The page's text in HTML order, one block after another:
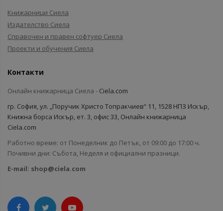
Книжарници Сиела
Издателство Сиела
Справочен и правен софтуер Сиела
Проекти и обучения Сиела
Контакти
Онлайн книжарница Сиела - Ciela.com
гр. София, ул. „Поручик Христо Топракчиев“ 11, 1528 НПЗ Искър,
Книжна борса Искър, ет. 3, офис 33, Онлайн книжарница
Ciela.com
Работно време: от Понеделник до Петък, от 09:00 до 17:00 ч.
Почивни дни: Събота, Неделя и официални празници.
E-mail: shop@ciela.com